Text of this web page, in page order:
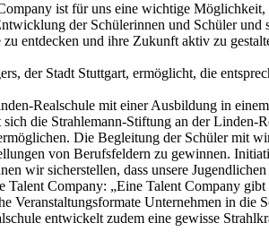
ist für uns eine wichtige
der Schülerinnen und Schüler
entdecken und ihre Zukunft aktiv zu
der Stadt Stuttgart, ermöglicht, die
Realschule mit einer Ausbildung in
die Strahlemann-Stiftung an der Linden-
Die Begleitung der Schüler mit
von Berufsfeldern zu gewinnen.
wir sicherstellen, dass unsere
Company: „Eine Talent Company
Veranstaltungsformate Unternehmen in
entwickelt zudem eine gewisse